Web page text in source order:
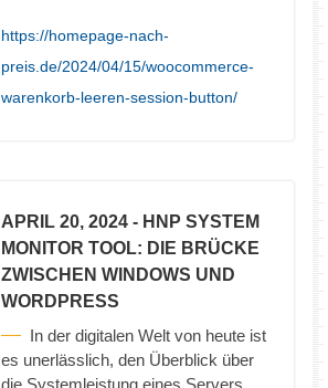
https://homepage-nach-
preis.de/2024/04/15/woocommerce-
warenkorb-leeren-session-button/
APRIL 20, 2024 - HNP SYSTEM
MONITOR TOOL: DIE BRÜCKE
ZWISCHEN WINDOWS UND
WORDPRESS
In der digitalen Welt von heute ist
es unerlässlich, den Überblick über
die Systemleistung eines Servers